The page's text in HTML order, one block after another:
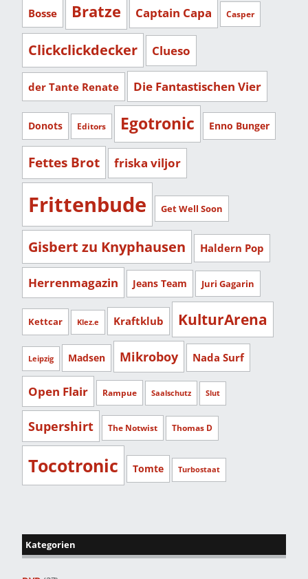
Bosse Bratze Captain Capa Casper
Clickclickdecker Clueso
der Tante Renate Die Fantastischen Vier
Donots Editors Egotronic Enno Bunger
Fettes Brot friska viljor
Frittenbude Get Well Soon
Gisbert zu Knyphausen Haldern Pop
Herrenmagazin Jeans Team Juri Gagarin
Kettcar Klez.e Kraftklub KulturArena
Leipzig Madsen Mikroboy Nada Surf
Open Flair Rampue Saalschutz Slut
Supershirt The Notwist Thomas D
Tocotronic Tomte Turbostaat
Kategorien